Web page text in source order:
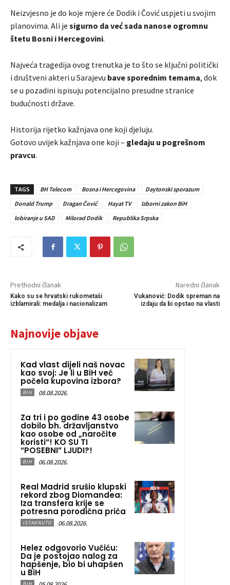
Neizvjesno je do koje mjere će Dodik i Čović uspjeti u svojim
planovima. Ali je sigurno da već sada nanose ogromnu
štetu Bosni i Hercegovini.
Najveća tragedija ovog trenutka je to što se ključni politički
i društveni akteri u Sarajevu bave sporednim temama, dok
se u pozadini ispisuju potencijalno presudne stranice
budućnosti države.
Historija rijetko kažnjava one koji djeluju.
Gotovo uvijek kažnjava one koji – gledaju u pogrešnom
pravcu.
TAGS BH Telecom Bosna i Hercegovina
Daytonski sporazum
Donald Trump
Dragan Čović Hayat TV
Izborni zakon BiH
lobiranje u SAD
Milorad Dodik Republika Srpska
Prethodni članak
Kako su se hrvatski rukometaši
izblamirali: medalja i nacionalizam
Naredni članak
Vukanović: Dodik spreman na
izdaju da bi opstao na vlasti
Najnovije objave
Kad vlast dijeli naš novac
kao svoj: Je li u BiH već
počela kupovina izbora?
BIH 08.08.2026.
Za tri i po godine 43 osobe
dobilo bh. državljanstvo
kao osobe od „naročite
koristi“! KO SU TI
“POSEBNI” LJUDI?!
BIH 06.08.2026.
Real Madrid srušio klupski
rekord zbog Diomandea:
Iza transfera krije se
potresna porodična priča
ISTAKNUTO 06.08.2026.
Helez odgovorio Vučiću:
Da je postojao nalog za
hapšenje, bio bi uhapšen
u BiH